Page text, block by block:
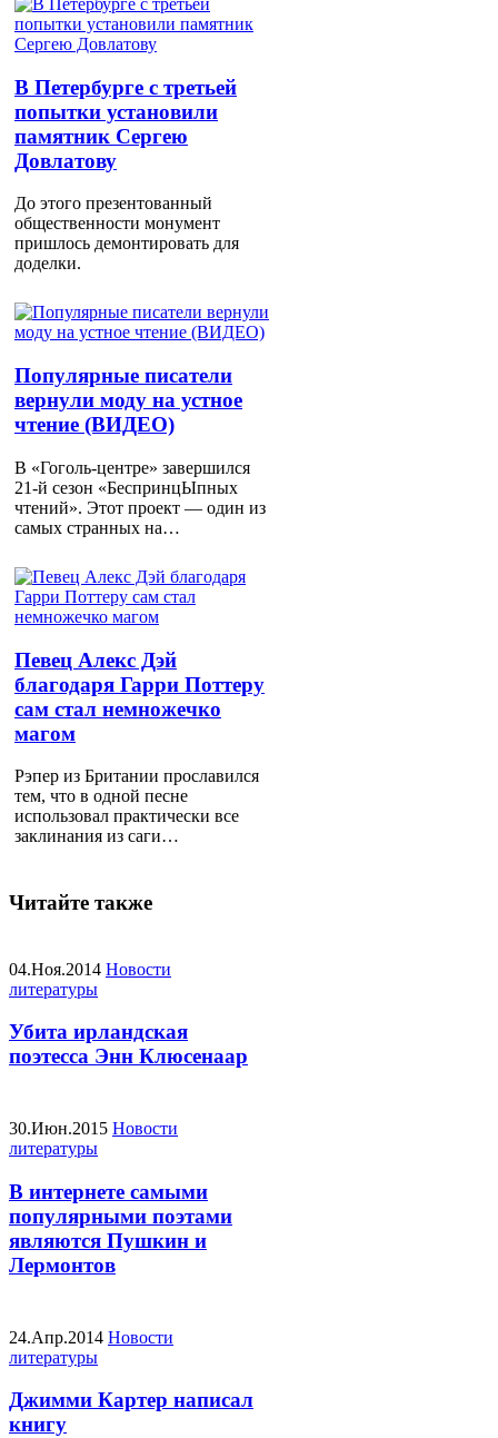
В Петербурге с третьей
попытки установили
памятник Сергею
Довлатову
До этого презентованный
общественности монумент
пришлось демонтировать для
доделки.
Популярные писатели
вернули моду на устное
чтение (ВИДЕО)
В «Гоголь-центре» завершился
21-й сезон «БеспринцЫпных
чтений». Этот проект — один из
самых странных на…
Певец Алекс Дэй
благодаря Гарри Поттеру
сам стал немножечко
магом
Рэпер из Британии прославился
тем, что в одной песне
использовал практически все
заклинания из саги…
Читайте также
04.Ноя.2014 Новости
литературы
Убита ирландская
поэтесса Энн Клюсенаар
30.Июн.2015 Новости
литературы
В интернете самыми
популярными поэтами
являются Пушкин и
Лермонтов
24.Апр.2014 Новости
литературы
Джимми Картер написал
книгу